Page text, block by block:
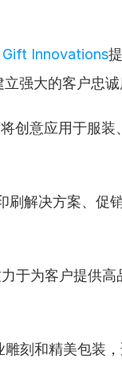
Innovations
强大的客户忠诚
创意应用于服装
刷解决方案、促
于为客户提供高
刻和精美包装